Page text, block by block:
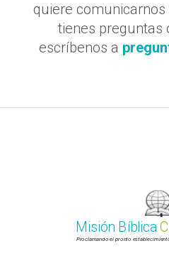
quiere comunicarnos
tienes preguntas
escríbenos a
Misión Bíblica
Proclamando el pronto